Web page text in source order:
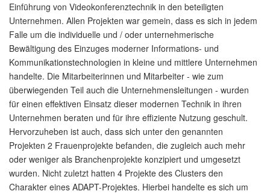
Einführung von Videokonferenztechnik in den beteiligten
Unternehmen. Allen Projekten war gemein, dass es sich in jedem
Falle um die individuelle und / oder unternehmerische
Bewältigung des Einzuges moderner Informations- und
Kommunikationstechnologien in kleine und mittlere Unternehmen
handelte. Die Mitarbeiterinnen und Mitarbeiter - wie zum
überwiegenden Teil auch die Unternehmensleitungen - wurden
für einen effektiven Einsatz dieser modernen Technik in ihren
Unternehmen beraten und für ihre effiziente Nutzung geschult.
Hervorzuheben ist auch, dass sich unter den genannten
Projekten 2 Frauenprojekte befanden, die zugleich auch mehr
oder weniger als Branchenprojekte konzipiert und umgesetzt
wurden. Nicht zuletzt hatten 4 Projekte des Clusters den
Charakter eines ADAPT-Projektes. Hierbei handelte es sich um